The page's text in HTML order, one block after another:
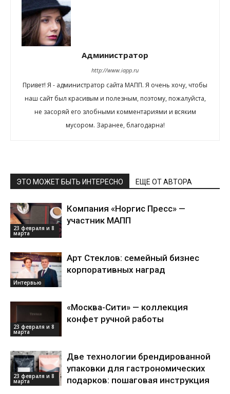
Администратор
http://www.iapp.ru
Привет! Я - администратор сайта МАПП. Я очень хочу, чтобы
наш сайт был красивым и полезным, поэтому, пожалуйста,
не засоряй его злобными комментариями и всяким
мусором. Заранее, благодарна!
ЭТО МОЖЕТ БЫТЬ ИНТЕРЕСНО ЕЩЕ ОТ АВТОРА
23 февраля и 8
марта
Компания «Норгис Пресс» —
участник МАПП
Интервью
Арт Стеклов: семейный бизнес
корпоративных наград
23 февраля и 8
марта
«Москва-Сити» — коллекция
конфет ручной работы
23 февраля и 8
марта
Две технологии брендированной
упаковки для гастрономических
подарков: пошаговая инструкция